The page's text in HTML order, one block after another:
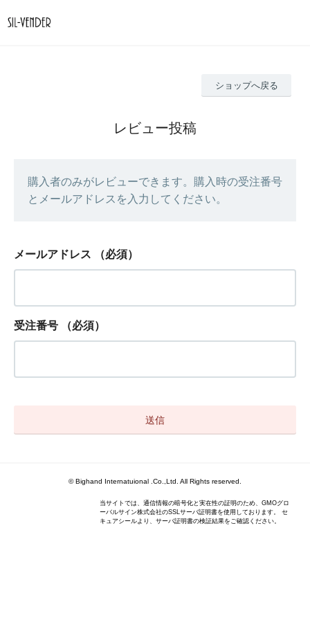
ショップへ戻る
レビュー投稿
購入者のみがレビューできます。購入時の受注番号
とメールアドレスを入力してください。
メールアドレス （必須）
受注番号 （必須）
© Bighand Internatuional .Co.,Ltd. All Rights reserved.
当サイトでは、通信情報の暗号化と実在性の証明のため、GMOグロ
ーバルサイン株式会社のSSLサーバ証明書を使用しております。 セ
キュアシールより、サーバ証明書の検証結果をご確認ください。